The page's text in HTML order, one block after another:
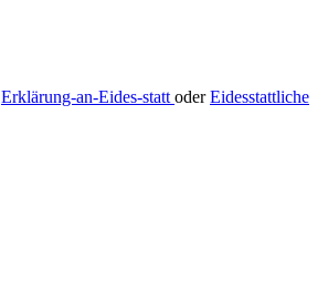
Erklärung-an-Eides-statt oderEidesstattliche